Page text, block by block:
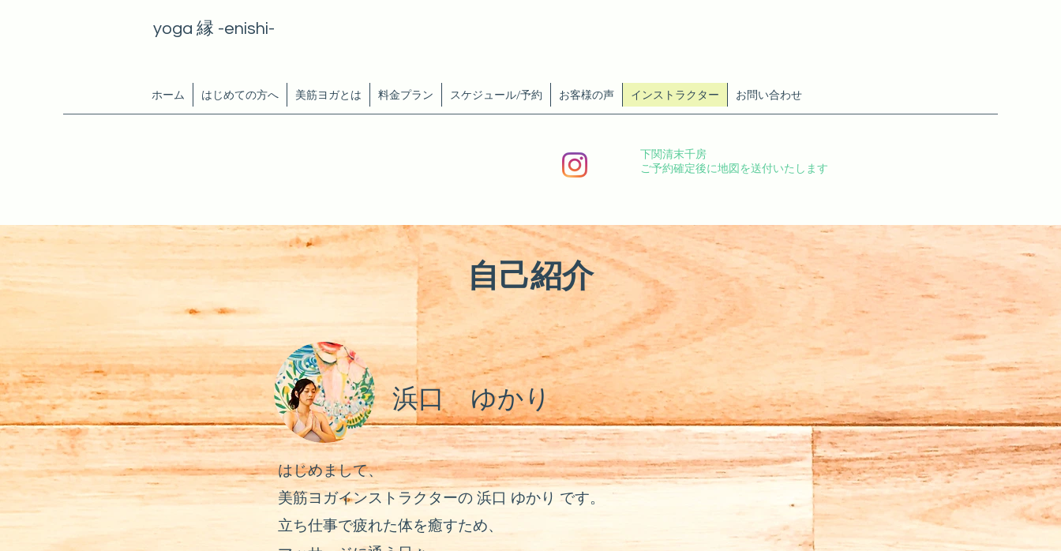
yoga 縁 -enishi-
ホーム はじめての方へ 美筋ヨガとは 料金プラン スケジュール/予約 お客様の声 インストラクター お問い合わせ
下関清末千房
ご予約確定後に地図を送付いたします
自己紹介
浜口 ​ゆかり
はじめまして、
美筋ヨガインストラクターの 浜口 ゆかり です。
立ち仕事で疲れた体を癒すため、